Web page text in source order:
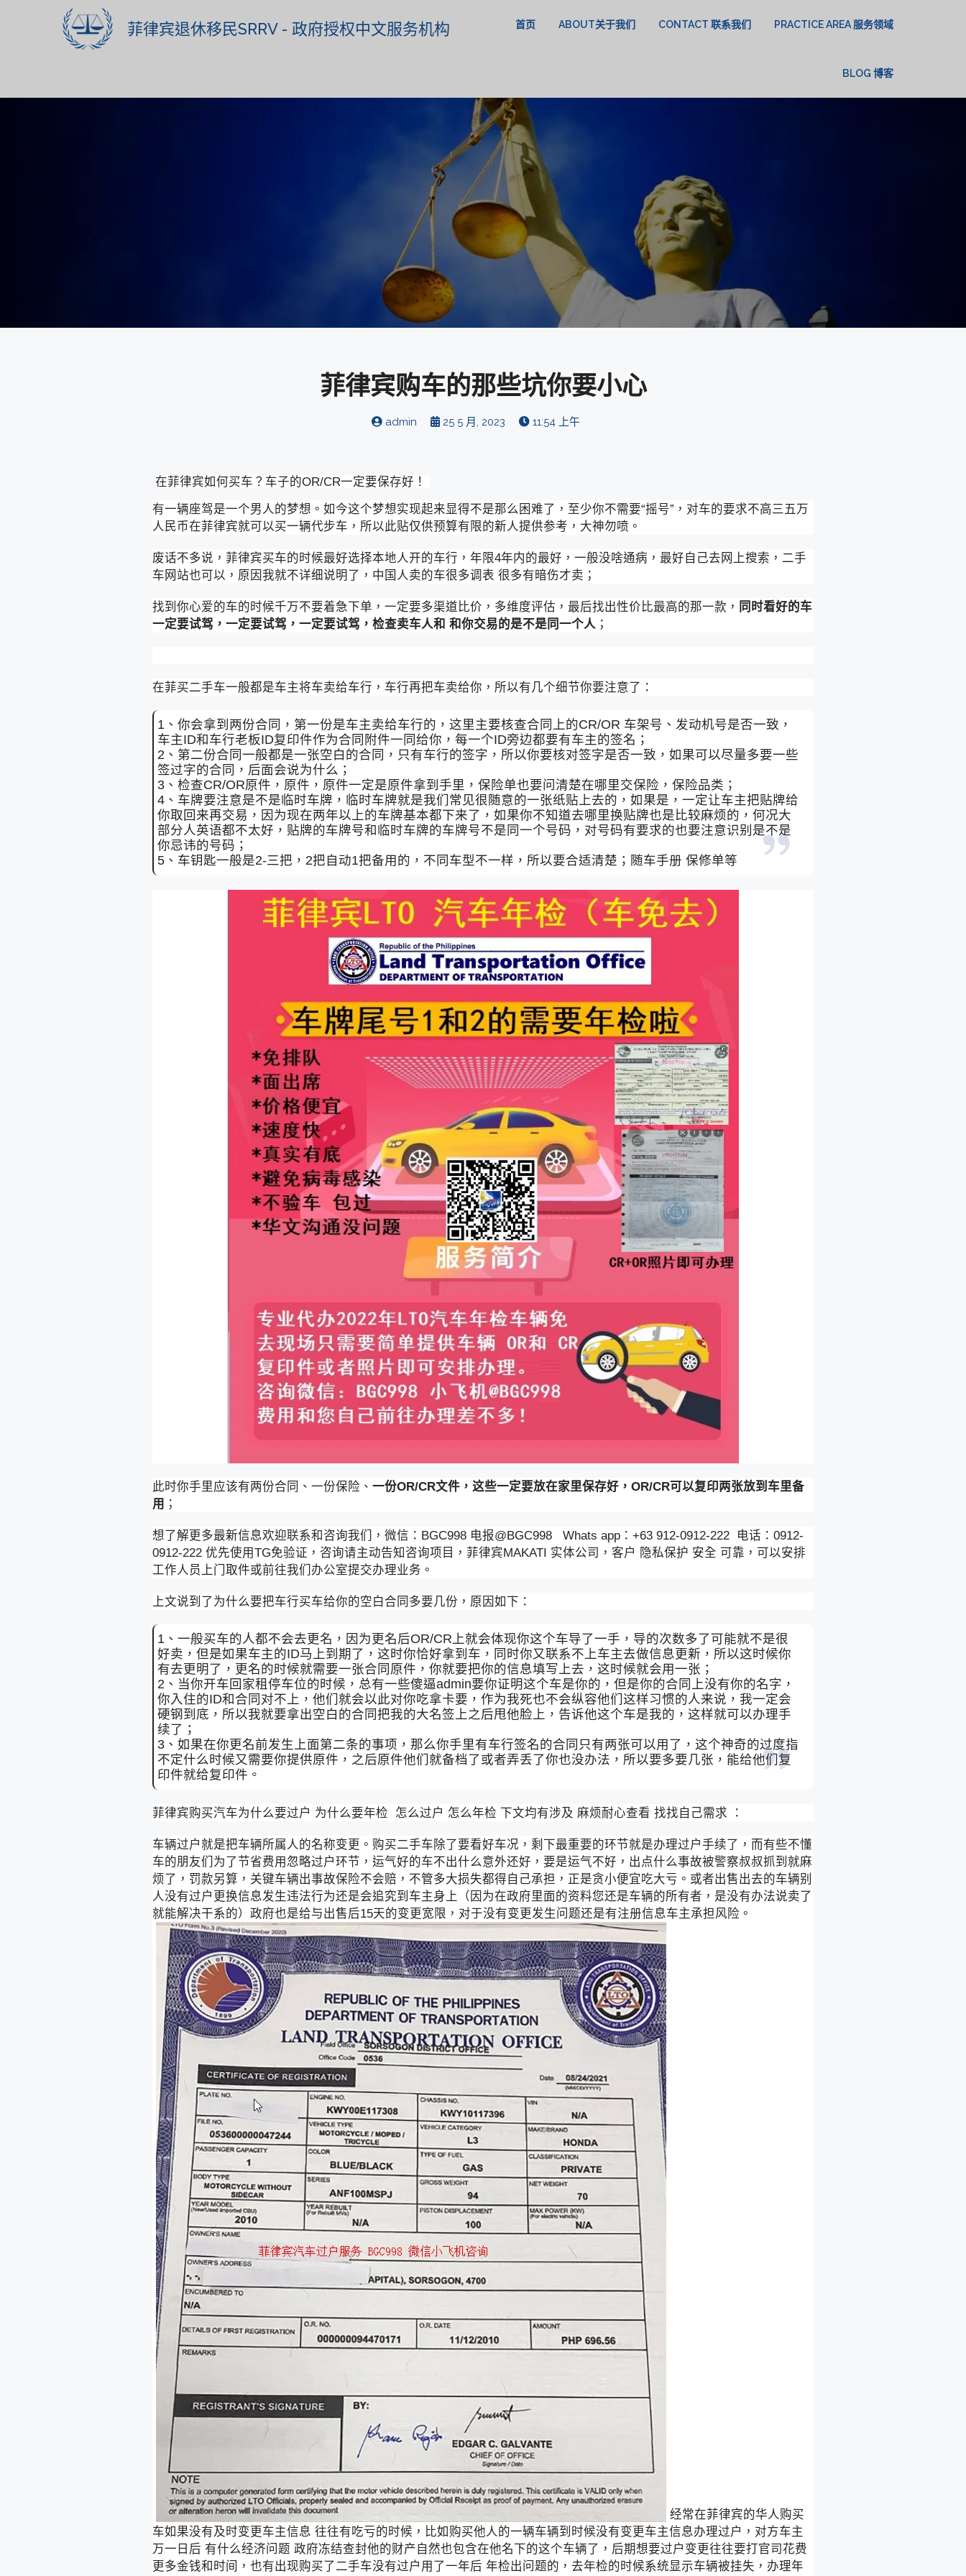
菲律宾退休移民SRRV - 政府授权中文服务机构 首页 ABOUT关于我们 CONTACT 联系我们 PRACTICE AREA 服务领域
BLOG 博客
菲律宾购车的那些坑你要小心
admin 25 5 月, 2023 11:54 上午
在菲律宾如何买车？车子的OR/CR一定要保存好！
有一辆座驾是一个男人的梦想。如今这个梦想实现起来显得不是那么困难了，至少你不需要“摇号”，对车的要求不高三五万
人民币在菲律宾就可以买一辆代步车，所以此贴仅供预算有限的新人提供参考，大神勿喷。
废话不多说，菲律宾买车的时候最好选择本地人开的车行，年限4年内的最好，一般没啥通病，最好自己去网上搜索，二手
车网站也可以，原因我就不详细说明了，中国人卖的车很多调表 很多有暗伤才卖；
找到你心爱的车的时候千万不要着急下单，一定要多渠道比价，多维度评估，最后找出性价比最高的那一款， 同时看好的车
一定要试驾，一定要试驾，一定要试驾，检查卖车人和 和你交易的是不是同一个人 ；
在菲买二手车一般都是车主将车卖给车行，车行再把车卖给你，所以有几个细节你要注意了：
1、你会拿到两份合同，第一份是车主卖给车行的，这里主要核查合同上的CR/OR 车架号、发动机号是否一致，
车主ID和车行老板ID复印件作为合同附件一同给你，每一个ID旁边都要有车主的签名；
2、第二份合同一般都是一张空白的合同，只有车行的签字，所以你要核对签字是否一致，如果可以尽量多要一些
签过字的合同，后面会说为什么；
3、检查CR/OR原件，原件，原件一定是原件拿到手里，保险单也要问清楚在哪里交保险，保险品类；
4、车牌要注意是不是临时车牌，临时车牌就是我们常见很随意的一张纸贴上去的，如果是，一定让车主把贴牌给
你取回来再交易，因为现在两年以上的车牌基本都下来了，如果你不知道去哪里换贴牌也是比较麻烦的，何况大
部分人英语都不太好，贴牌的车牌号和临时车牌的车牌号不是同一个号码，对号码有要求的也要注意识别是不是
你忌讳的号码；
5、车钥匙一般是2-三把，2把自动1把备用的，不同车型不一样，所以要合适清楚；随车手册 保修单等
此时你手里应该有两份合同、一份保险、 一份OR/CR文件，这些一定要放在家里保存好，OR/CR可以复印两张放到车里备
用 ；
想了解更多最新信息欢迎联系和咨询我们，微信：BGC998 电报@BGC998 Whats app：+63 912-0912-222 电话：0912-
0912-222 优先使用TG免验证，咨询请主动告知咨询项目，菲律宾MAKATI 实体公司，客户 隐私保护 安全 可靠，可以安排
工作人员上门取件或前往我们办公室提交办理业务。
上文说到了为什么要把车行买车给你的空白合同多要几份，原因如下：
1、一般买车的人都不会去更名，因为更名后OR/CR上就会体现你这个车导了一手，导的次数多了可能就不是很
好卖，但是如果车主的ID马上到期了，这时你恰好拿到车，同时你又联系不上车主去做信息更新，所以这时候你
有去更明了，更名的时候就需要一张合同原件，你就要把你的信息填写上去，这时候就会用一张；
2、当你开车回家租停车位的时候，总有一些傻逼admin要你证明这个车是你的，但是你的合同上没有你的名字，
你入住的ID和合同对不上，他们就会以此对你吃拿卡要，作为我死也不会纵容他们这样习惯的人来说，我一定会
硬钢到底，所以我就要拿出空白的合同把我的大名签上之后甩他脸上，告诉他这个车是我的，这样就可以办理手
续了；
3、如果在你更名前发生上面第二条的事项，那么你手里有车行签名的合同只有两张可以用了，这个神奇的过度指
不定什么时候又需要你提供原件，之后原件他们就备档了或者弄丢了你也没办法，所以要多要几张，能给他们复
印件就给复印件。
菲律宾购买汽车为什么要过户 为什么要年检 怎么过户 怎么年检 下文均有涉及 麻烦耐心查看 找找自己需求 ：
车辆过户就是把车辆所属人的名称变更。购买二手车除了要看好车况，剩下最重要的环节就是办理过户手续了，而有些不懂
车的朋友们为了节省费用忽略过户环节，运气好的车不出什么意外还好，要是运气不好，出点什么事故被警察叔叔抓到就麻
烦了，罚款另算，关键车辆出事故保险不会赔，不管多大损失都得自己承担，正是贪小便宜吃大亏。或者出售出去的车辆别
人没有过户更换信息发生违法行为还是会追究到车主身上（因为在政府里面的资料您还是车辆的所有者，是没有办法说卖了
就能解决干系的）政府也是给与出售后15天的变更宽限，对于没有变更发生问题还是有注册信息车主承担风险。
经常在菲律宾的华人购买
车如果没有及时变更车主信息 往往有吃亏的时候，比如购买他人的一辆车辆到时候没有变更车主信息办理过户，对方车主
万一日后 有什么经济问题 政府冻结查封他的财产自然也包含在他名下的这个车辆了，后期想要过户变更往往要打官司花费
更多金钱和时间，也有出现购买了二手车没有过户用了一年后 年检出问题的，去年检的时候系统显示车辆被挂失，办理年